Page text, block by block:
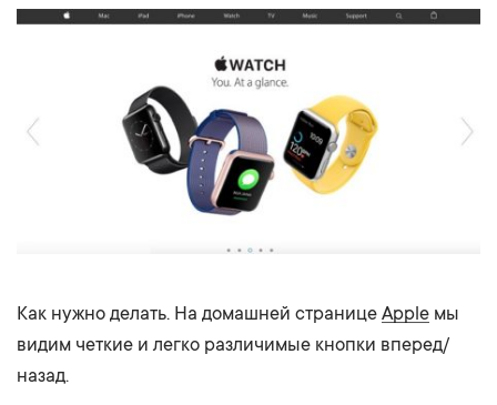
Как нужно делать. На домашней странице Apple мы
видим четкие и легко различимые кнопки вперед/
назад.